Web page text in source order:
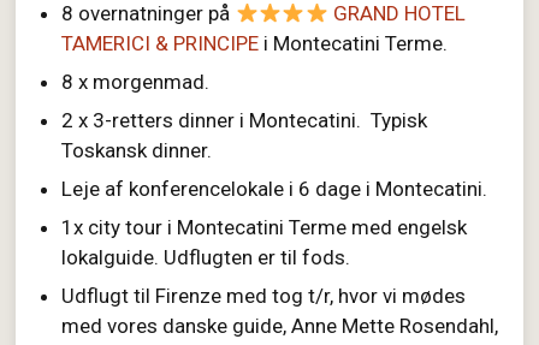
8 overnatninger på
GRAND HOTEL
TAMERICI & PRINCIPE i Montecatini Terme.
8 x morgenmad.
2 x 3-retters dinner i Montecatini. Typisk
Toskansk dinner.
Leje af konferencelokale i 6 dage i Montecatini.
1x city tour i Montecatini Terme med engelsk
lokalguide. Udflugten er til fods.
Udflugt til Firenze med tog t/r, hvor vi mødes
med vores danske guide, Anne Mette Rosendahl,